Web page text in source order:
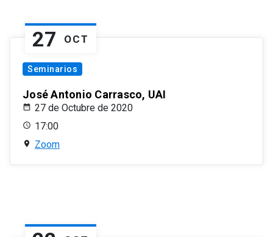
27 OCT
Seminarios
José Antonio Carrasco, UAI
27 de Octubre de 2020
17:00
Zoom